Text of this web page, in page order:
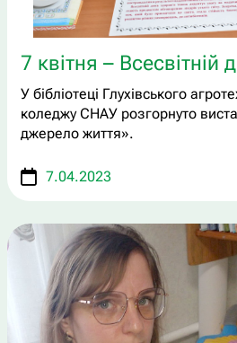
7 квітня – Всесвітній
У бібліотеці Глухівського
коледжу СНАУ розгорнуто
джерело життя».
7.04.2023